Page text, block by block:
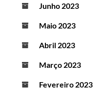
Junho 2023
Maio 2023
Abril 2023
Março 2023
Fevereiro 2023